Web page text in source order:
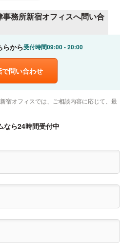
ー
務所新宿オフィスへ問い合
らから受付時間09:00 20:00
で問い合わせ
宿オフィスでは、ご相談内容に応じて、最
なら24時間受付中